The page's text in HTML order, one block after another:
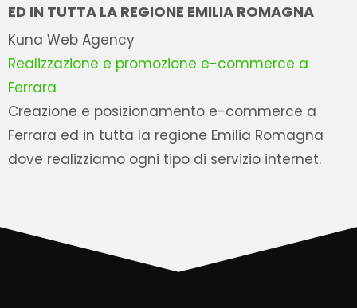
ED IN TUTTA LA REGIONE EMILIA ROMAGNA
Kuna Web Agency
Realizzazione e promozione e-commerce a
Ferrara
Creazione e posizionamento e-commerce a
Ferrara ed in tutta la regione Emilia Romagna
dove realizziamo ogni tipo di servizio internet.